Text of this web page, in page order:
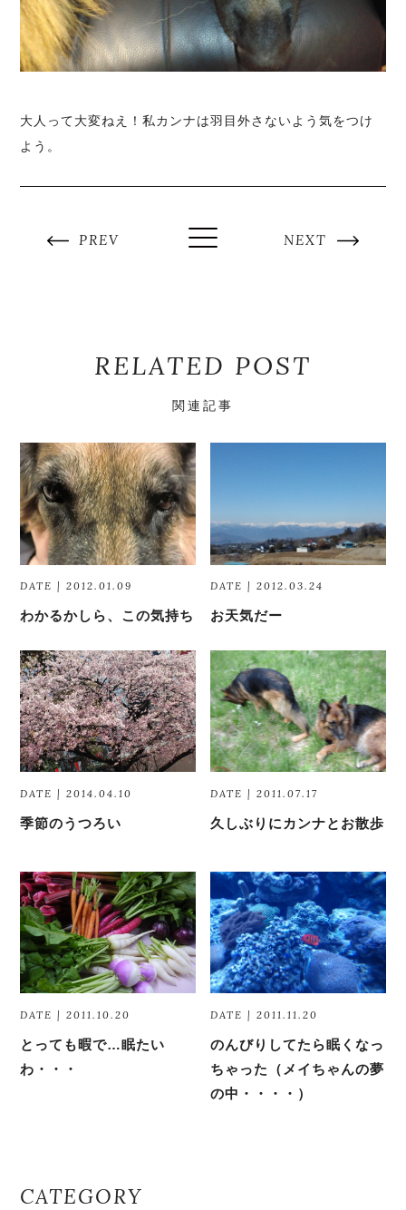
大人って大変ねえ！私カンナは羽目外さないよう気をつけ
よう。
PREV NEXT
RELATED POST
関連記事
DATE | 2012.01.09
わかるかしら、この気持ち
DATE | 2012.03.24
お天気だー
DATE | 2014.04.10
季節のうつろい
DATE | 2011.07.17
久しぶりにカンナとお散歩
DATE | 2011.10.20
とっても暇で…眠たい
わ・・・
DATE | 2011.11.20
のんびりしてたら眠くなっ
ちゃった（メイちゃんの夢
の中・・・・）
CATEGORY